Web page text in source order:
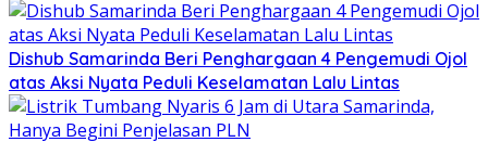
Dishub Samarinda Beri Penghargaan 4 Pengemudi Ojol
atas Aksi Nyata Peduli Keselamatan Lalu Lintas